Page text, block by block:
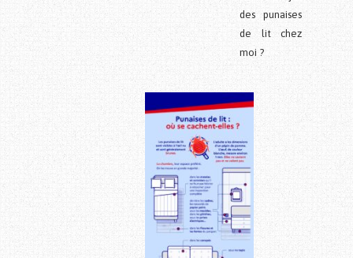
des punaises
de lit chez
moi ?